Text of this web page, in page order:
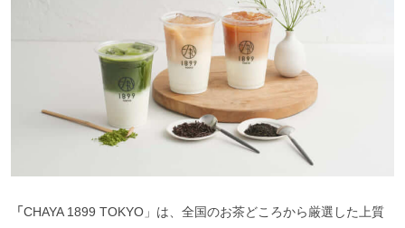
「CHAYA 1899 TOKYO」は、全国のお茶どころから厳選した上質